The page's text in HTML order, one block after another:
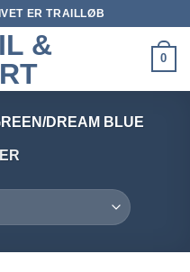
ER TRAILLØB
0
DREAM BLUE